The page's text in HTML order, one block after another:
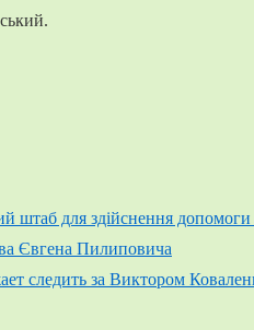
штаб для здійснення
Євгена Пилиповича
следить за Виктором